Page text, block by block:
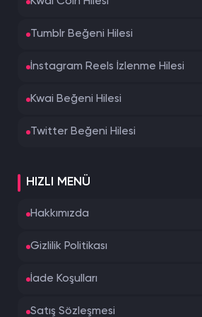
Tumblr Beğeni Hilesi
İnstagram Reels İzlenme Hilesi
Kwai Beğeni Hilesi
Twitter Beğeni Hilesi
HIZLI MENÜ
Hakkımızda
Gizlilik Politikası
İade Koşulları
Satış Sözleşmesi